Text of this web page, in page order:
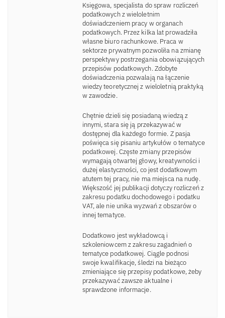
Księgowa, specjalista do spraw rozliczeń
podatkowych z wieloletnim
doświadczeniem pracy w organach
podatkowych. Przez kilka lat prowadziła
własne biuro rachunkowe. Praca w
sektorze prywatnym pozwoliła na zmianę
perspektywy postrzegania obowiązujących
przepisów podatkowych. Zdobyte
doświadczenia pozwalają na łączenie
wiedzy teoretycznej z wieloletnią praktyką
w zawodzie.
Chętnie dzieli się posiadaną wiedzą z
innymi, stara się ją przekazywać w
dostępnej dla każdego formie. Z pasja
poświęca się pisaniu artykułów o tematyce
podatkowej. Częste zmiany przepisów
wymagają otwartej głowy, kreatywności i
dużej elastyczności, co jest dodatkowym
atutem tej pracy, nie ma miejsca na nudę.
Większość jej publikacji dotyczy rozliczeń z
zakresu podatku dochodowego i podatku
VAT, ale nie unika wyzwań z obszarów o
innej tematyce.
Dodatkowo jest wykładowcą i
szkoleniowcem z zakresu zagadnień o
tematyce podatkowej. Ciągle podnosi
swoje kwalifikacje, śledzi na bieżąco
zmieniające się przepisy podatkowe, żeby
przekazywać zawsze aktualne i
sprawdzone informacje.